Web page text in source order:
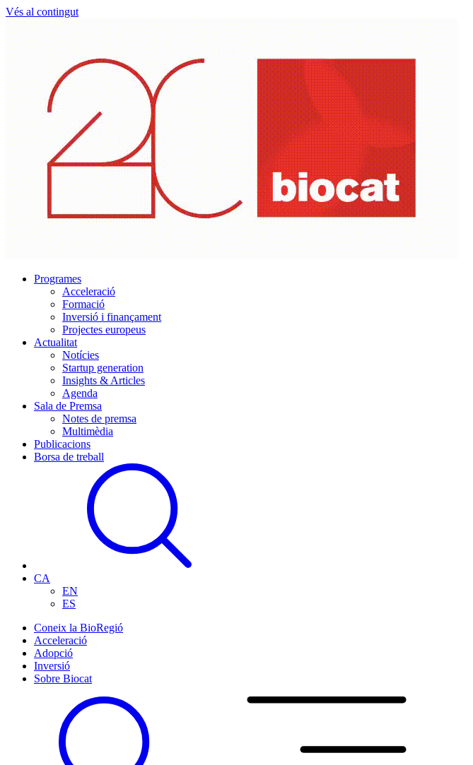
Vés al contingut
Programes
Acceleració
Formació
Inversió i finançament
Projectes europeus
Actualitat
Notícies
Startup generation
Insights & Articles
Agenda
Sala de Premsa
Notes de premsa
Multimèdia
Publicacions
Borsa de treball
CA
EN
ES
Coneix la BioRegió
Acceleració
Adopció
Inversió
Sobre Biocat